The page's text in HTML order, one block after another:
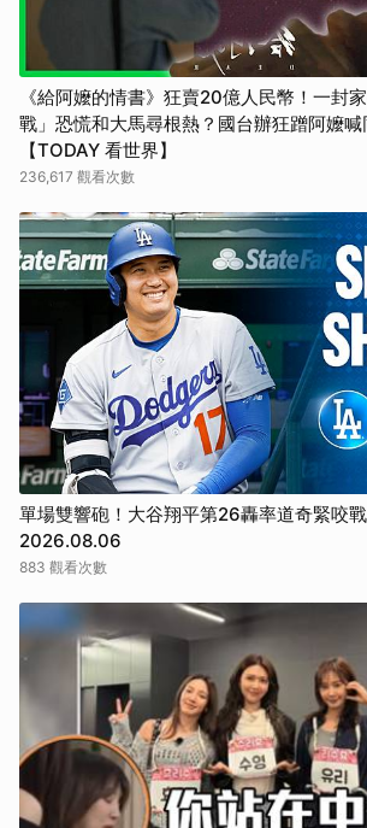
《給阿嬤的情書》狂賣20億人民幣！一封
戰」恐慌和大馬尋根熱？國台辦狂蹭阿嬤喊
【TODAY 看世界】
236,617 觀看次數
單場雙響砲！大谷翔平第26轟率道奇緊咬戰
2026.08.06
883 觀看次數